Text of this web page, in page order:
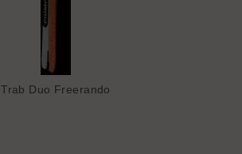
Trab Duo Freerando